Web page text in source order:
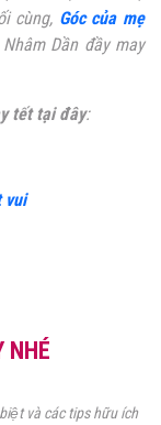
cùng, Góc của mẹ
Dần đầy may
tết tại đây:
vui
NHÉ
và các tips hữu ích